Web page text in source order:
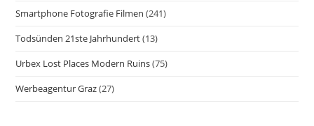
Smartphone Fotografie Filmen (241)
Todsünden 21ste Jahrhundert(13)
Urbex Lost Places Modern Ruins(75)
Werbeagentur Graz(27)